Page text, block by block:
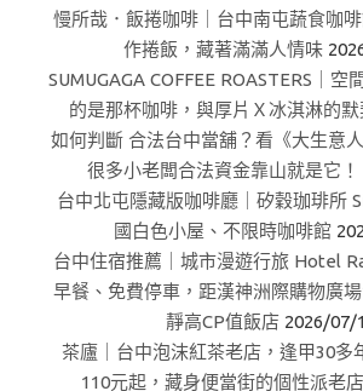
慢所哉．飯捲咖啡｜台中南屯蔬食咖
作捲飯，藏著滿滿人情味
SUMUGAGA COFFEE ROASTERS｜空
的是那杯咖啡，與厚片Ｘ冰淇淋的默
如何判斷 合法台中當舖？看《大生意
很多小老闆合法資金靠山就是它！
台中北屯隱藏版咖啡廳｜矽穀珈琲所
國白色小屋、不限時咖啡館
台中住宿推薦｜城市漫遊行旅 Hotel
早餐、免費停車，距漢神洲際購物廣
靜高CP值飯店 2026/07/
茶廬｜台中泡沫紅茶老店，逢甲30多
110元起，藏身便當街的個性派老店